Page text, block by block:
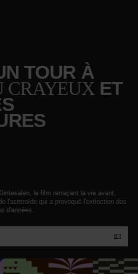
TOUR À
CRAYEUX ET
le film retraçant la vie avant,
l'astéroïde qui a provoqué l'extinction des
d'années.